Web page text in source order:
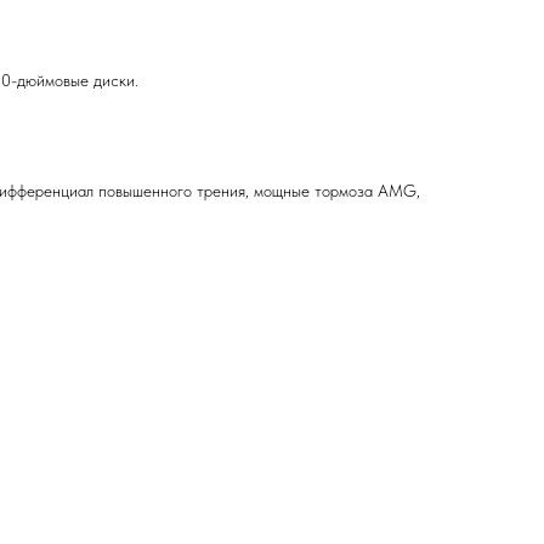
дюймовые диски.
повышенного трения, мощные тормоза AMG,